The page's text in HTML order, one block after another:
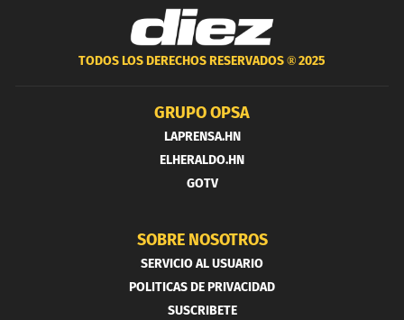
TODOS LOS DERECHOS RESERVADOS ®2025
GRUPO OPSA
LAPRENSA.HN
ELHERALDO.HN
GOTV
SOBRE NOSOTROS
SERVICIO AL USUARIO
POLITICAS DE PRIVACIDAD
SUSCRIBETE